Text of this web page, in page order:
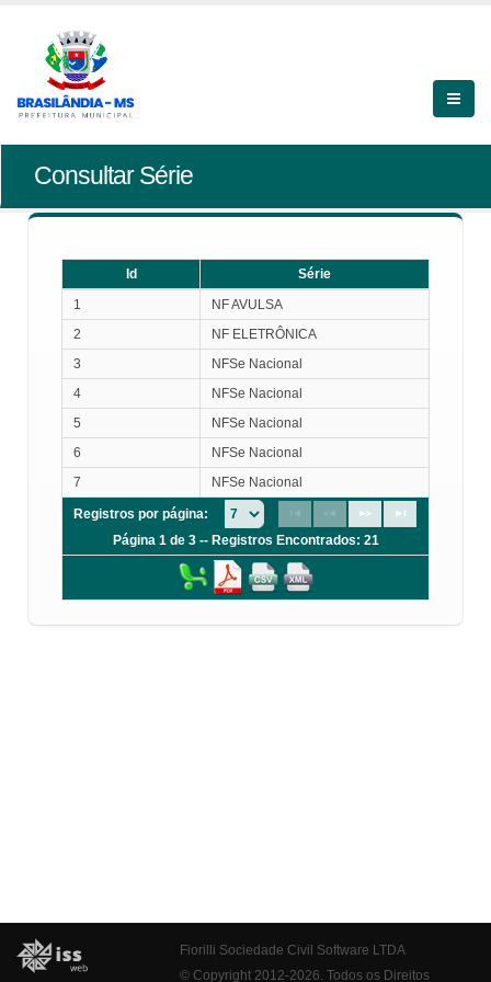
Consultar Série
Id
Série
1
NF AVULSA
2
NF ELETRÔNICA
3
NFSe Nacional
4
NFSe Nacional
5
NFSe Nacional
6
NFSe Nacional
7
NFSe Nacional
Registros por página:
Página 1 de 3 -- Registros Encontrados: 21
Fiorilli Sociedade Civil Software LTDA
© Copyright 2012-2026. Todos os Direitos